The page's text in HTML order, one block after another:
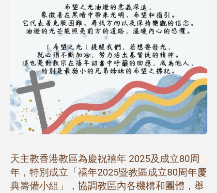
天主教香港​​教區為慶祝禧年 2025及成立80周
年，特別成立「禧年2025暨教區成立80周年慶
典籌備小組」，協調教區內各機構和團體，舉